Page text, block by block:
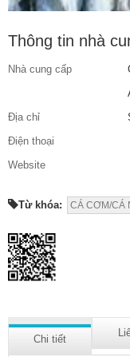
Thông tin nhà
Nhà cung cấp
Địa chỉ
Điện thoại
Website
Từ khóa: CÁ CƠM/CÁ
Chi tiết